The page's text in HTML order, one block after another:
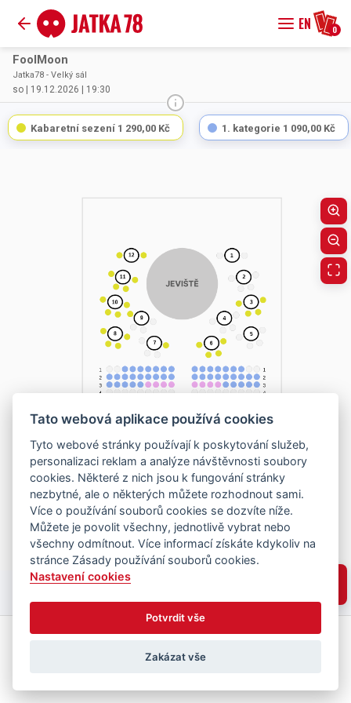
EN 0
FoolMoon
Jatka78 - Velký sál
so | 19.12.2026 | 19:30
Kabaretní sezení 1 290,00 Kč 1. kategorie 1 090,00 Kč
Vyberte místa
Tato webová aplikace používá cookies
Tyto webové stránky používají k poskytování služeb,
personalizaci reklam a analýze návštěvnosti soubory
cookies. Některé z nich jsou k fungování stránky
nezbytné, ale o některých můžete rozhodnout sami.
Více o používání souborů cookies se dozvíte níže.
Můžete je povolit všechny, jednotlivě vybrat nebo
všechny odmítnout. Více informací získáte kdykoliv na
stránce Zásady používání souborů cookies.
Nastavení cookies
Potvrdit vše
Zakázat vše